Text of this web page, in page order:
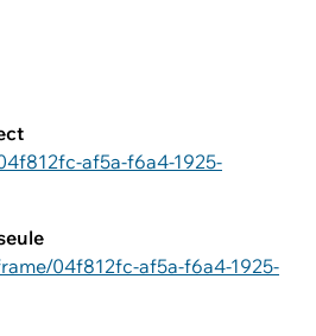
af5a-f6a4-1925-
04f812fc-af5a-f6a4-1925-